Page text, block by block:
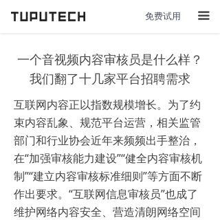
끀
免费试用
一个音视频内容审核员是什么样？
我们翻了十几家平台招聘需求
互联网内容正以指数规模增长。为了约
束内容乱象、规范平台运营，相关监管
部门和行业协会近年来频频出手整治，
在“加强审核能力建设”“健全内容审核机
制”“建立内容审核标准细则”等方面不断
作出要求。“互联网信息审核员”也成了
维护网络内容安全、营造清朗网络空间